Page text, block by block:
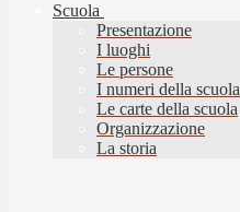
Scuola
Presentazione
I luoghi
Le persone
I numeri della scuola
Le carte della scuola
Organizzazione
La storia